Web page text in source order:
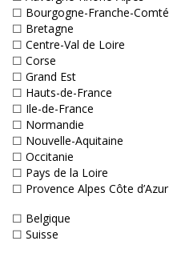
☐ Bourgogne-Franche-Comté
☐ Bretagne
☐ Centre-Val de Loire
☐ Corse
☐ Grand Est
☐ Hauts-de-France
☐ Ile-de-France
☐ Normandie
☐ Nouvelle-Aquitaine
☐ Occitanie
☐ Pays de la Loire
☐ Provence Alpes Côte d’Azur
☐ Belgique
☐ Suisse